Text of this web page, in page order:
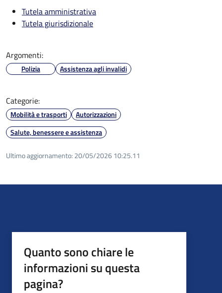
Tutela amministrativa
Tutela giurisdizionale
Argomenti:
Polizia Assistenza agli invalidi
Categorie:
Mobilità e trasporti
Autorizzazioni
Salute, benessere e assistenza
Ultimo aggiornamento: 20/05/2026 10:25.11
Quanto sono chiare le
informazioni su questa
pagina?